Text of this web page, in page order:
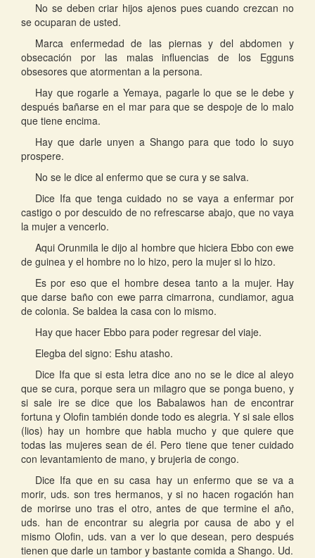
No se deben criar hijos ajenos pues cuando crezcan no
se ocuparan de usted.
Marca enfermedad de las piernas y del abdomen y
obsecación por las malas influencias de los Egguns
obsesores que atormentan a la persona.
Hay que rogarle a Yemaya, pagarle lo que se le debe y
después bañarse en el mar para que se despoje de lo malo
que tiene encima.
Hay que darle unyen a Shango para que todo lo suyo
prospere.
No se le dice al enfermo que se cura y se salva.
Dice Ifa que tenga cuidado no se vaya a enfermar por
castigo o por descuido de no refrescarse abajo, que no vaya
la mujer a vencerlo.
Aqui Orunmila le dijo al hombre que hiciera Ebbo con ewe
de guinea y el hombre no lo hizo, pero la mujer si lo hizo.
Es por eso que el hombre desea tanto a la mujer. Hay
que darse baño con ewe parra cimarrona, cundiamor, agua
de colonia. Se baldea la casa con lo mismo.
Hay que hacer Ebbo para poder regresar del viaje.
Elegba del signo: Eshu atasho.
Dice Ifa que si esta letra dice ano no se le dice al aleyo
que se cura, porque sera un milagro que se ponga bueno, y
si sale ire se dice que los Babalawos han de encontrar
fortuna y Olofin también donde todo es alegria. Y si sale ellos
(lios) hay un hombre que habla mucho y que quiere que
todas las mujeres sean de él. Pero tiene que tener cuidado
con levantamiento de mano, y brujeria de congo.
Dice Ifa que en su casa hay un enfermo que se va a
morir, uds. son tres hermanos, y si no hacen rogación han
de morirse uno tras el otro, antes de que termine el año,
uds. han de encontrar su alegria por causa de abo y el
mismo Olofin, uds. van a ver lo que desean, pero después
tienen que darle un tambor y bastante comida a Shango. Ud.